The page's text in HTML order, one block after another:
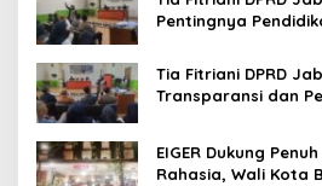
Pentingnya
Bandung
Tia Fitriani DPRD
Transparansi dan
EIGER Dukung
Rahasia, Wali Kota